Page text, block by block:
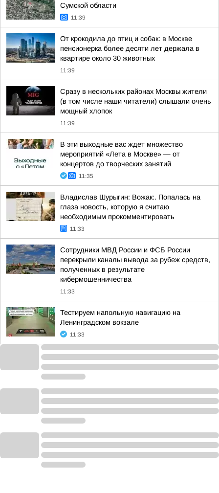
Сумской области
11:39
От крокодила до птиц и собак: в Москве
пенсионерка более десяти лет держала в
квартире около 30 животных
11:39
Сразу в нескольких районах Москвы жители
(в том числе наши читатели) слышали очень
мощный хлопок
11:39
В эти выходные вас ждет множество
мероприятий «Лета в Москве» — от
концертов до творческих занятий
11:35
Владислав Шурыгин: Вожак:. Попалась на
глаза новость, которую я считаю
необходимым прокомментировать
11:33
Сотрудники МВД России и ФСБ России
перекрыли каналы вывода за рубеж средств,
полученных в результате
кибермошенничества
11:33
Тестируем напольную навигацию на
Ленинградском вокзале
11:33